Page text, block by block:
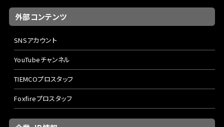
外部コンテンツ
SNSアカウント
YouTubeチャンネル
TIEMCOプロスタッフ
Foxfireプロスタッフ